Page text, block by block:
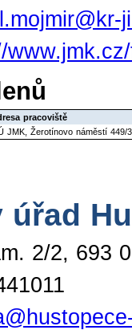
pracoviště
JMK, Žerotínovo náměstí 449/
úřad
2/2, 693